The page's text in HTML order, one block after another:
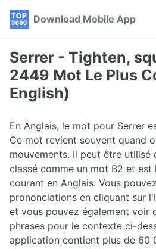
Skip
navigation
Skip
Skip
Download Mobile App
Serrer - Tighten,
2449 Mot Le Plus
English)
En Anglais, le mot pour Serrer
Ce mot revient souvent quand
mouvements. Il peut être utilisé
classé comme un mot B2 et est
courant en Anglais. Vous
prononciations en cliquant sur
et vous pouvez également voir
phrases pour le contexte ci-
application contient plus de 60